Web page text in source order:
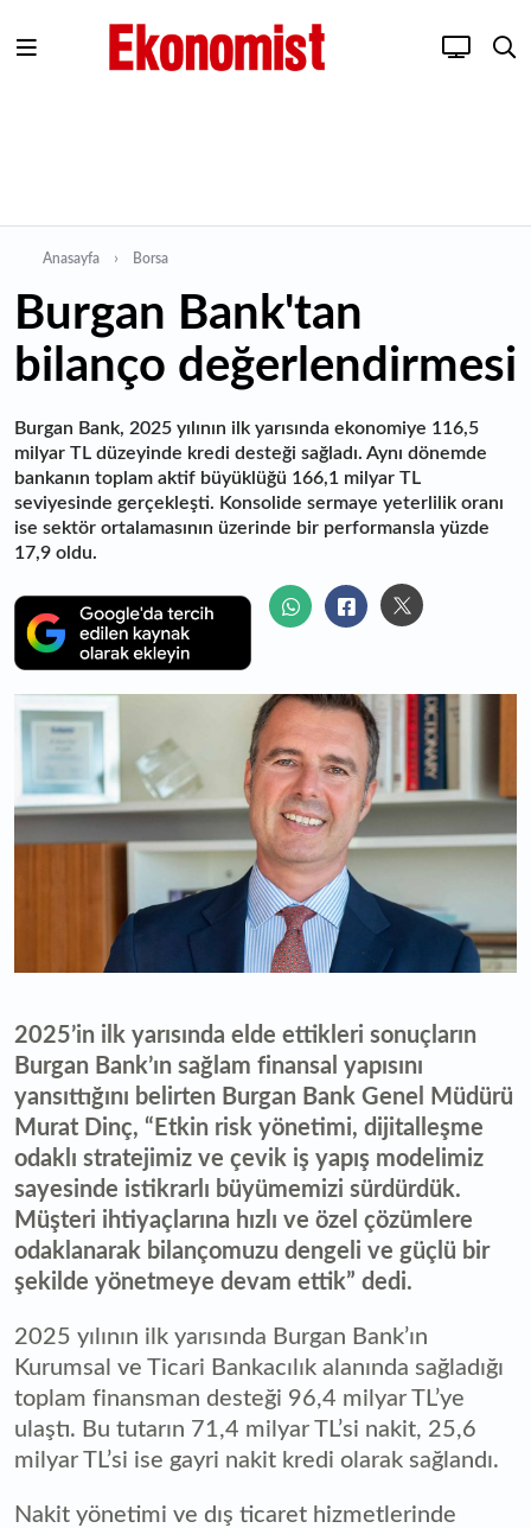
Anasayfa Borsa
Burgan Bank'tan
bilanço değerlendirmesi
Burgan Bank, 2025 yılının ilk yarısında ekonomiye 116,5
milyar TL düzeyinde kredi desteği sağladı. Aynı dönemde
bankanın toplam aktif büyüklüğü 166,1 milyar TL
seviyesinde gerçekleşti. Konsolide sermaye yeterlilik oranı
ise sektör ortalamasının üzerinde bir performansla yüzde
17,9 oldu.
2025’in ilk yarısında elde ettikleri sonuçların
Burgan Bank’ın sağlam finansal yapısını
yansıttığını belirten Burgan Bank Genel Müdürü
Murat Dinç, “Etkin risk yönetimi, dijitalleşme
odaklı stratejimiz ve çevik iş yapış modelimiz
sayesinde istikrarlı büyümemizi sürdürdük.
Müşteri ihtiyaçlarına hızlı ve özel çözümlere
odaklanarak bilançomuzu dengeli ve güçlü bir
şekilde yönetmeye devam ettik” dedi.
2025 yılının ilk yarısında Burgan Bank’ın
Kurumsal ve Ticari Bankacılık alanında sağladığı
toplam finansman desteği 96,4 milyar TL’ye
ulaştı. Bu tutarın 71,4 milyar TL’si nakit, 25,6
milyar TL’si ise gayri nakit kredi olarak sağlandı.
Nakit yönetimi ve dış ticaret hizmetlerinde